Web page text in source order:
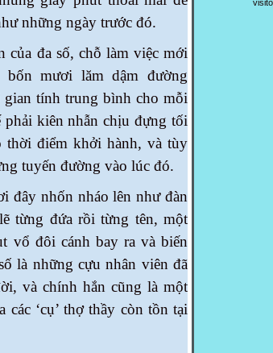
những ngày trước đó.
đa số, chỗ làm việc mới
mươi lăm dậm đường
tính trung bình cho mỗi
kiên nhẫn chịu đựng tối
thời điểm khởi hành, và tùy
tuyến đường vào lúc đó.
nhốn nháo lên như đàn
từng đứa rồi từng tên, một
vổ đôi cánh bay ra và biến
là những cựu nhân viên đã
và chính hắn cũng là một
các ‘cụ’ thợ thầy còn tồn tại